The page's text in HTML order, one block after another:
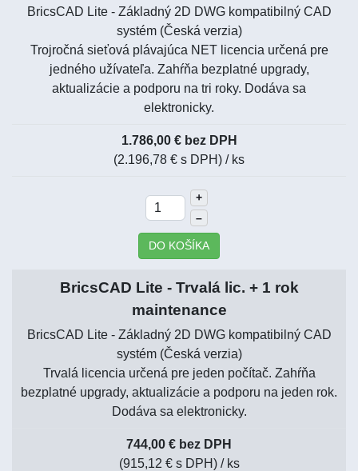
BricsCAD Lite - Základný 2D DWG kompatibilný CAD
systém (Česká verzia)
Trojročná sieťová plávajúca NET licencia určená pre
jedného užívateľa. Zahŕňa bezplatné upgrady,
aktualizácie a podporu na tri roky. Dodáva sa
elektronicky.
1.786,00 € bez DPH
(2.196,78 € s DPH) / ks
+
–
DO KOŠÍKA
BricsCAD Lite - Trvalá lic. + 1 rok
maintenance
BricsCAD Lite - Základný 2D DWG kompatibilný CAD
systém (Česká verzia)
Trvalá licencia určená pre jeden počítač. Zahŕňa
bezplatné upgrady, aktualizácie a podporu na jeden rok.
Dodáva sa elektronicky.
744,00 € bez DPH
(915,12 € s DPH) / ks